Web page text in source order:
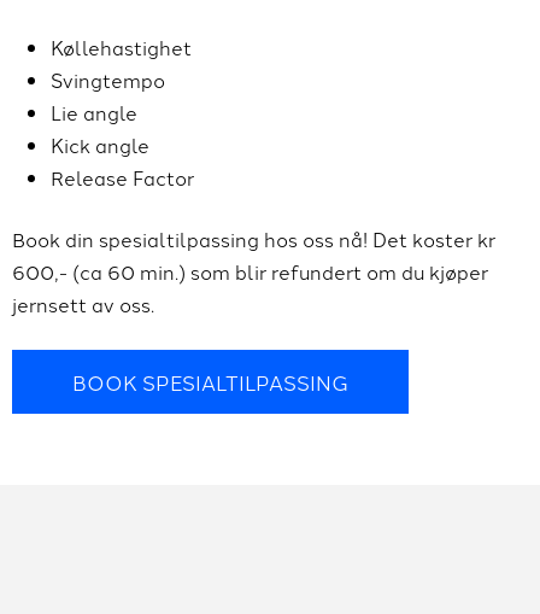
Køllehastighet
Svingtempo
Lie angle
Kick angle
Release Factor
Book din spesialtilpassing hos oss nå! Det koster kr
600,- (ca 60 min.) som blir refundert om du kjøper
jernsett av oss.
BOOK SPESIALTILPASSING